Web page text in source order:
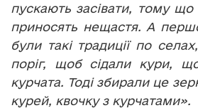
пускають засівати, тому
приносять нещастя. А
були такі традиції по
поріг, щоб сідали кури,
курчата. Тоді збирали це
курей, квочку з курчатами».